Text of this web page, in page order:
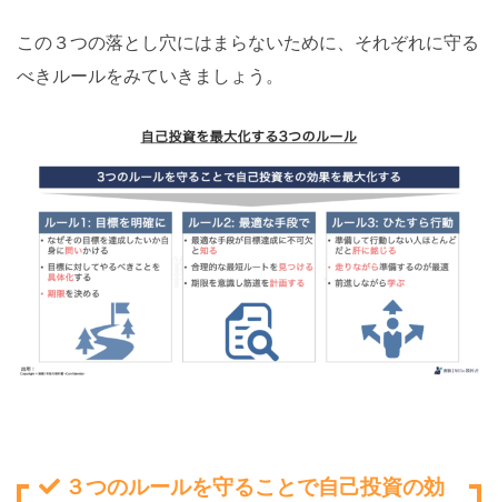
この３つの落とし穴にはまらないために、それぞれに守る
べきルールをみていきましょう。
３つのルールを守ることで自己投資の効